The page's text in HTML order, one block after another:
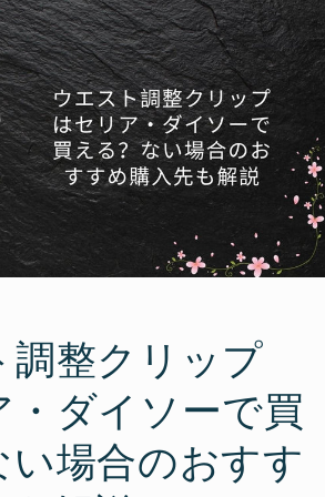
調整クリップ
・ダイソーで買
い場合のおすす